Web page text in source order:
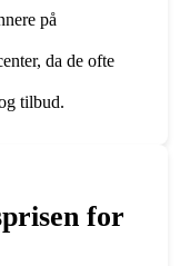
på
da de ofte
tilbud.
for